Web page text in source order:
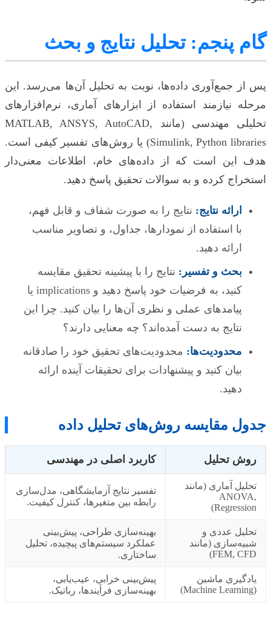
گام پنجم: تحلیل نتایج و بحث
پس از جمع‌آوری داده‌ها، نوبت به تحلیل آن‌ها می‌رسد. این
مرحله نیازمند استفاده از ابزارهای آماری، نرم‌افزارهای
تحلیلی مهندسی (مانند MATLAB, ANSYS, AutoCAD,
Simulink, Python libraries) یا روش‌های تفسیر کیفی است.
هدف این است که از داده‌های خام، اطلاعات معنی‌دار
استخراج کرده و به سوالات تحقیق پاسخ دهید.
ارائه نتایج: نتایج را به صورت شفاف و قابل فهم،
با استفاده از نمودارها، جداول، و تصاویر مناسب
ارائه دهید.
بحث و تفسیر: نتایج را با پیشینه تحقیق مقایسه
کنید، به فرضیات خود پاسخ دهید و implications یا
پیامدهای عملی و نظری آن‌ها را بیان کنید. چرا این
نتایج به دست آمده‌اند؟ چه معنایی دارند؟
محدودیت‌ها: محدودیت‌های تحقیق خود را صادقانه
بیان کنید و پیشنهادات برای تحقیقات آینده ارائه
دهید.
جدول مقایسه روش‌های تحلیل داده
روش تحلیل کاربرد اصلی در مهندسی
تحلیل آماری (مانند
ANOVA,
Regression)
تفسیر نتایج آزمایشگاهی، مدل‌سازی
رابطه بین متغیرها، کنترل کیفیت.
تحلیل عددی و
شبیه‌سازی (مانند
FEM, CFD)
بهینه‌سازی طراحی، پیش‌بینی
عملکرد سیستم‌های پیچیده، تحلیل
ساختاری.
یادگیری ماشین
(Machine Learning)
پیش‌بینی خرابی، عیب‌یابی،
بهینه‌سازی فرآیندها، رباتیک.